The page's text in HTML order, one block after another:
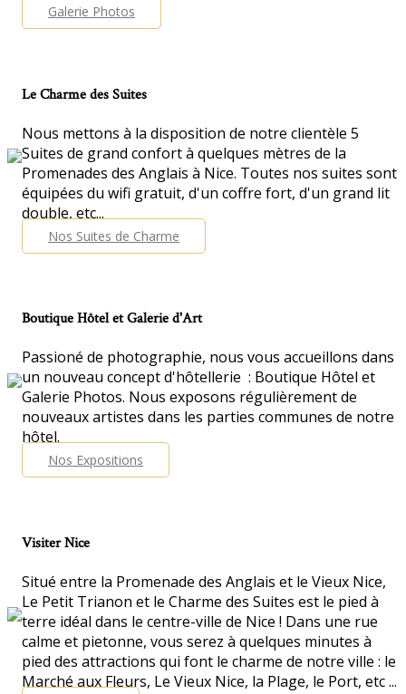
Galerie Photos
Le Charme des Suites
Nous mettons à la disposition de notre clientèle 5
Suites de grand confort à quelques mètres de la
Promenades des Anglais à Nice. Toutes nos suites sont
équipées du wifi gratuit, d'un coffre fort, d'un grand lit
double, etc...
Nos Suites de Charme
Boutique Hôtel et Galerie d'Art
Passioné de photographie, nous vous accueillons dans
un nouveau concept d'hôtellerie : Boutique Hôtel et
Galerie Photos. Nous exposons régulièrement de
nouveaux artistes dans les parties communes de notre
hôtel.
Nos Expositions
Visiter Nice
Situé entre la Promenade des Anglais et le Vieux Nice,
Le Petit Trianon et le Charme des Suites est le pied à
terre idéal dans le centre-ville de Nice ! Dans une rue
calme et pietonne, vous serez à quelques minutes à
pied des attractions qui font le charme de notre ville : le
Marché aux Fleurs, Le Vieux Nice, la Plage, le Port, etc ...